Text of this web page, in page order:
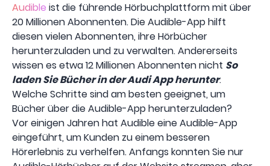
Audible ist die führende Hörbuchplattform mit über
20 Millionen Abonnenten. Die Audible-App hilft
diesen vielen Abonnenten, ihre Hörbücher
herunterzuladen und zu verwalten. Andererseits
wissen es etwa 12 Millionen Abonnenten nicht So
laden Sie Bücher in der Audi App herunter.
Welche Schritte sind am besten geeignet, um
Bücher über die Audible-App herunterzuladen?
Vor einigen Jahren hat Audible eine Audible-App
eingeführt, um Kunden zu einem besseren
Hörerlebnis zu verhelfen. Anfangs konnten Sie nur